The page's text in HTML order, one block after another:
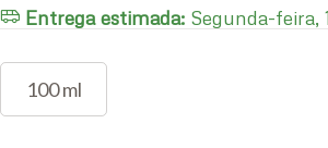
Entrega estimada: Segunda-
100 ml